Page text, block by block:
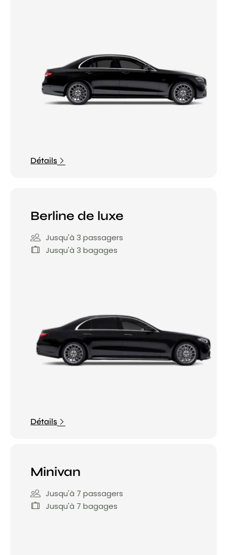
Détails
Berline de luxe
Jusqu'à 3 passagers
Jusqu'à 3 bagages
Détails
Minivan
Jusqu'à 7 passagers
Jusqu'à 7 bagages